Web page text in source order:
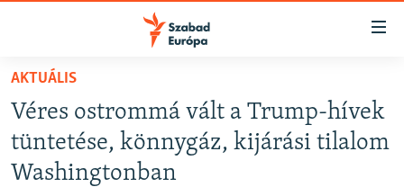
Akadálymentes
Ugrás
oldalra
Ugrás
AKTUÁLIS
PODCASTOK
AKTUÁLIS
Véres ostrommá vált a Trump-hívek
tüntetése, könnygáz, kijárási tilalom
Washingtonban
FELIRATKOZÁS